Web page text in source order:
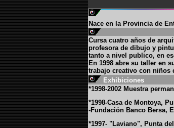
Nace en la Provincia de
Cursa cuatro años de
profesora de dibujo y
tanto a nivel publico, en
En 1998 abre su taller en
trabajo creativo con niños
Exhibiciones
*1998-2002 Muestra
*1998-Casa de Montoya,
-Fundación Banco Bersa,
*1997- "Laviano", Punta